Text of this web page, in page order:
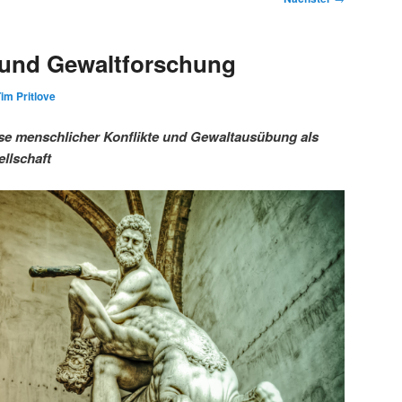
Gewaltforschung
Pritlove
menschlicher Konflikte und Gewaltausübung als